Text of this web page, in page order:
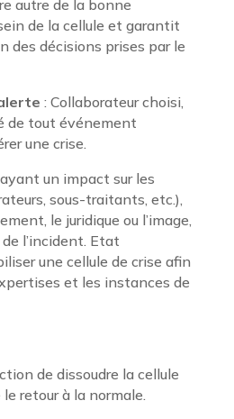
autre de la bonne
de la cellule et garantit
des décisions prises par le
: Collaborateur choisi,
de tout événement
une crise.
un impact sur les
sous-traitants, etc.),
le juridique ou l’image,
l’incident. Etat
une cellule de crise afin
et les instances de
de dissoudre la cellule
retour à la normale.